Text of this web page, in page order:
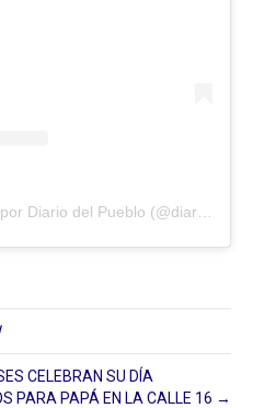
CELEBRAN SU DÍA
PARA PAPÁ EN LA CALLE 16 →